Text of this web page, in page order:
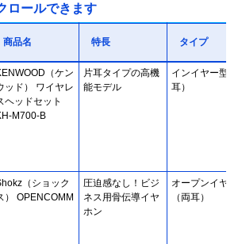
ロールできます
商品名 特長 タイプ
（ケン
ッド） ワイヤレ
ヘッドセット
M700-B
片耳タイプの高機
能モデル
インイヤー型（
耳）
（ショック
） OPENCOMM
圧迫感なし！ビジ
ネス用骨伝導イヤ
ホン
オープンイヤー
（両耳）